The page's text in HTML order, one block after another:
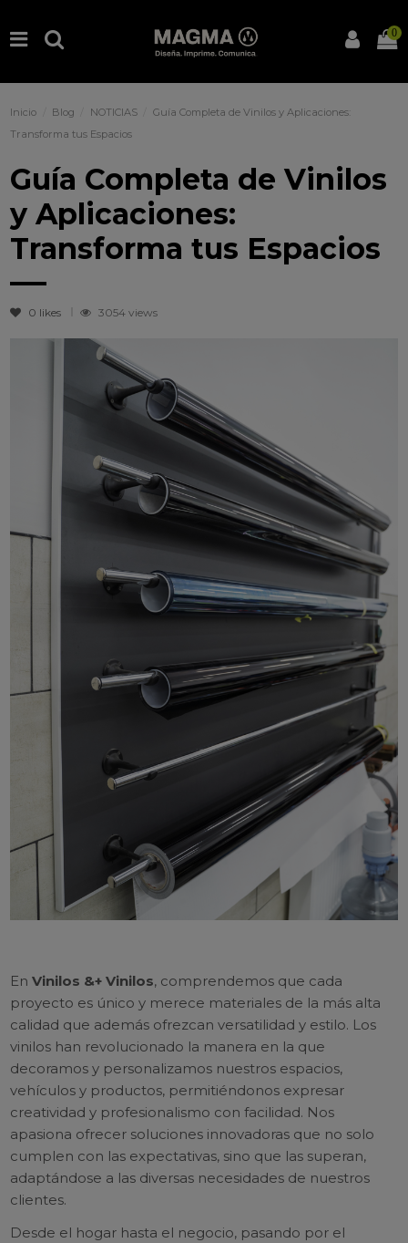
0
Inicio Blog NOTICIAS
Guía Completa de Vinilos y Aplicaciones:
Transforma tus Espacios
Guía Completa de Vinilos
y Aplicaciones:
Transforma tus Espacios
0 likes 3054 views
EnVinilos &+ Vinilos, comprendemos que cada
proyecto es único y merece materiales de la más alta
calidad que además ofrezcan versatilidad y estilo. Los
vinilos han revolucionado la manera en la que
decoramos y personalizamos nuestros espacios,
vehículos y productos, permitiéndonos expresar
creatividad y profesionalismo con facilidad. Nos
apasiona ofrecer soluciones innovadoras que no solo
cumplen con las expectativas, sino que las superan,
adaptándose a las diversas necesidades de nuestros
clientes.
Desde el hogar hasta el negocio, pasando por el